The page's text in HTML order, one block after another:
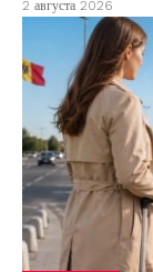
2 августа 2026